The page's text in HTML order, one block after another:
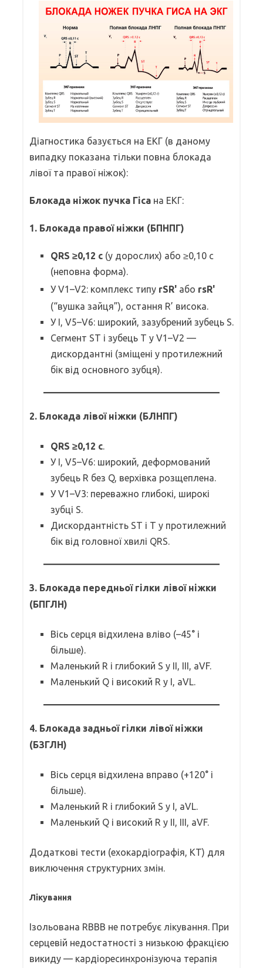
Діагностика базується на ЕКГ (в даному
випадку показана тільки повна блокада
лівої та правої ніжок):
Блокада ніжок пучка Гіса на ЕКГ:
1. Блокада правої ніжки (БПНПГ)
QRS ≥0,12 c (у дорослих) або ≥0,10 c
(неповна форма).
У V1–V2: комплекс типу rSR' або rsR'
(“вушка зайця”), остання R’ висока.
У I, V5–V6: широкий, зазубрений зубець S.
Сегмент ST і зубець T у V1–V2 —
дискордантні (зміщені у протилежний
бік від основного зубця).
2. Блокада лівої ніжки (БЛНПГ)
QRS ≥0,12 c.
У I, V5–V6: широкий, деформований
зубець R без Q, верхівка розщеплена.
У V1–V3: переважно глибокі, широкі
зубці S.
Дискордантність ST і T у протилежний
бік від головної хвилі QRS.
3. Блокада передньої гілки лівої ніжки
(БПГЛН)
Вісь серця відхилена вліво (–45° і
більше).
Маленький R і глибокий S у II, III, aVF.
Маленький Q і високий R у I, aVL.
4. Блокада задньої гілки лівої ніжки
(БЗГЛН)
Вісь серця відхилена вправо (+120° і
більше).
Маленький R і глибокий S у I, aVL.
Маленький Q і високий R у II, III, aVF.
Додаткові тести (ехокардіографія, КТ) для
виключення структурних змін.
Лікування
Ізольована RBBB не потребує лікування. При
серцевій недостатності з низькою фракцією
викиду — кардіоресинхронізуюча терапія